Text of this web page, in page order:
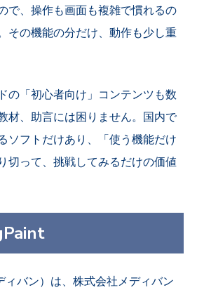
で、操作も画面も複雑で慣れるの
その機能の分だけ、動作も少し重
の「初心者向け」コンテンツも数
材、助言には困りません。国内で
ソフトだけあり、「使う機能だけ
切って、挑戦してみるだけの価値
ィバン）は、株式会社メディバン